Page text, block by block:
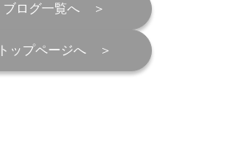
ブログ一覧へ
トップページへ